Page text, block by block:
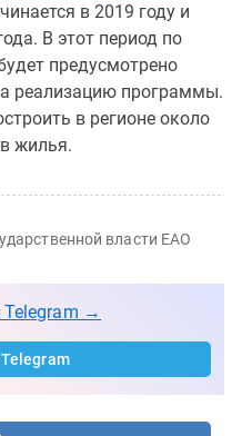
в 2019 году и
В этот период по
предусмотрено
реализацию программы.
в регионе около
жилья.
власти ЕАО
Telegram →